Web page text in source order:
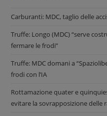
Carburanti: MDC, taglio delle
Truffe: Longo (MDC) “serve
fermare le frodi”
Truffe: MDC domani a
frodi con l’IA
Rottamazione quater e
evitare la sovrapposizione delle